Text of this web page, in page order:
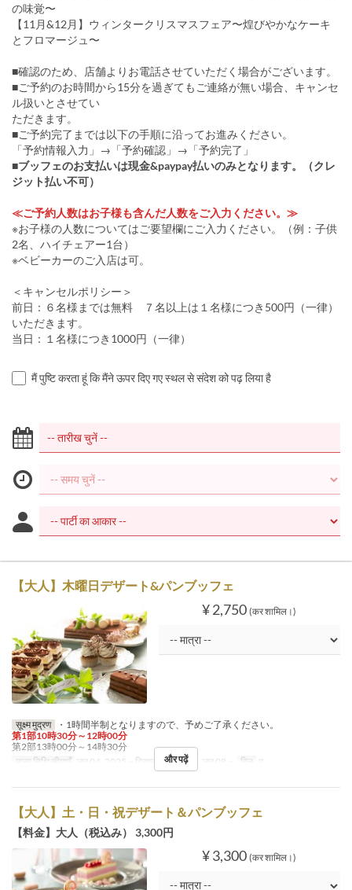
の味覚〜
【11月&12月】ウィンタークリスマスフェア〜煌びやかなケーキ
とフロマージュ〜
■確認のため、店舗よりお電話させていただく場合がございます。
■ご予約のお時間から15分を過ぎてもご連絡が無い場合、キャンセ
ル扱いとさせてい
ただきます。
■ご予約完了までは以下の手順に沿ってお進みください。
「予約情報入力」→「予約確認」→「予約完了」
■ブッフェのお支払いは現金&paypay払いのみとなります。（クレ
ジット払い不可）
≪ご予約人数はお子様も含んだ人数をご入力ください。≫
※お子様の人数についてはご要望欄にご入力ください。（例：子供
2名、ハイチェアー1台）
※ベビーカーのご入店は可。
＜キャンセルポリシー＞
前日：６名様までは無料 ７名以上は１名様につき500円（一律）
いただきます。
当日：１名様につき1000円（一律）
मैं पुष्टि करता हूं कि मैंने ऊपर दिए गए स्थल से संदेश को पढ़ लिया है
【大人】木曜日デザート&パンブッフェ
¥ 2,750 (कर शामिल।)
सूक्ष्म मुद्रण
・1時間半制となりますので、予めご了承ください。
第1部10時30分～12時00分
第2部13時00分～14時30分
मान्य तिथि सीमाएँ
जन 04, 2025 ~ दिसम्बर 14, 2025, जन 08 ~ दिन
और पढ़ें
【大人】土・日・祝デザート＆パンブッフェ
【料金】大人（税込み） 3,300円
¥ 3,300 (कर शामिल।)